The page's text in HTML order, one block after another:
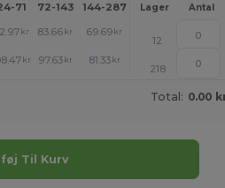
71 72-143 144-287 288 + Mere
Lager Antal
kr 83.66 kr 69.69 kr +
12
kr 97.63 kr 81.33 kr +
218
Total: 0.00
Til Kurv